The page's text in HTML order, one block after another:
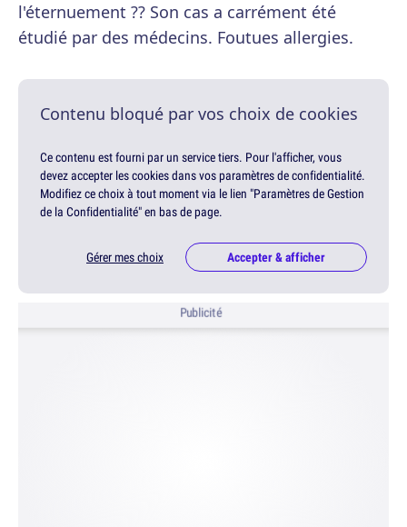
l'éternuement ?? Son cas a carrément été
étudié par des médecins. Foutues allergies.
Contenu bloqué par vos choix de cookies
Ce contenu est fourni par un service tiers. Pour l'afficher, vous
devez accepter les cookies dans vos paramètres de confidentialité.
Modifiez ce choix à tout moment via le lien "Paramètres de Gestion
de la Confidentialité" en bas de page.
Gérer mes choix Accepter & afficher
Publicité